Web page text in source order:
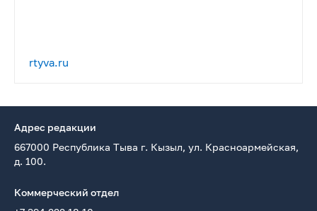
rtyva.ru
Адрес редакции
667000 Республика Тыва г. Кызыл, ул. Красноармейская,
д. 100.
Коммерческий отдел